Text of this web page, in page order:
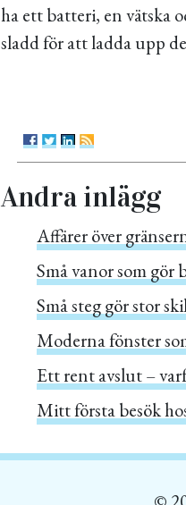
ha ett batteri, en vätska
sladd för att ladda upp
Andra inlägg
Affärer över
Små vanor som gör
Små steg gör stor
Moderna fönster
Ett rent avslut –
Mitt första besök